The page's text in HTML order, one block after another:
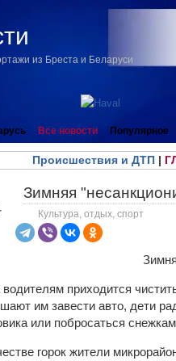
из Бреста и Беларуси
Все новости Популярное
Происшествия и ДТП|
Зимняя
Культура, отдых, спорт
водителям приходится
им завести авто, дети
или побросаться
горок жители